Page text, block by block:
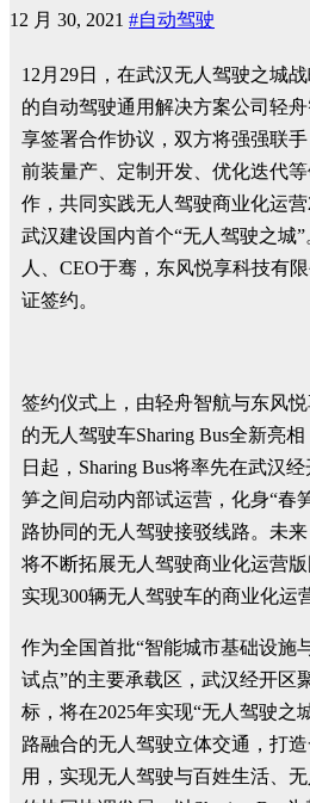
12 月 30, 2021 #自动驾驶
12月29日，在武汉无人驾驶之城
的自动驾驶通用解决方案公司轻
享签署合作协议，双方将强强联手
前装量产、定制开发、优化迭代
作，共同实践无人驾驶商业化运
武汉建设国内首个“无人驾驶之城
人、CEO于骞，东风悦享科技有
证签约。
签约仪式上，由轻舟智航与东风
的无人驾驶车Sharing Bus全新亮
日起，Sharing Bus将率先在武汉
笋之间启动内部试运营，化身“春
路协同的无人驾驶接驳线路。未
将不断拓展无人驾驶商业化运营
实现300辆无人驾驶车的商业化运
作为全国首批“智能城市基础设施
试点”的主要承载区，武汉经开区
标，将在2025年实现“无人驾驶之
路融合的无人驾驶立体交通，打
用，实现无人驾驶与百姓生活、